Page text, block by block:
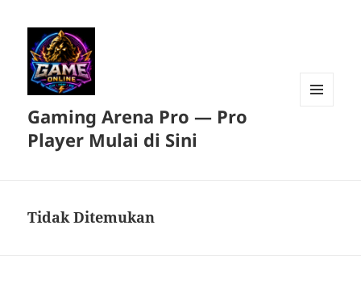
Gaming Arena Pro — Pro
Player Mulai di Sini
Tidak Ditemukan